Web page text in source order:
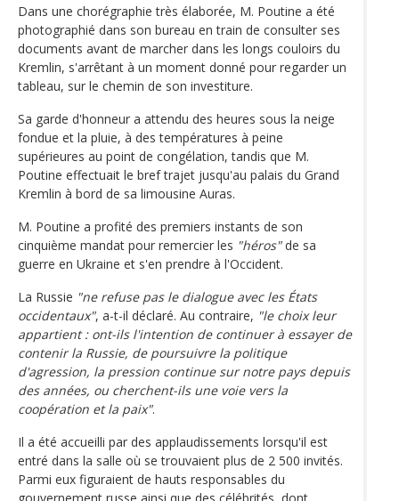
Dans une chorégraphie très élaborée, M. Poutine a été
photographié dans son bureau en train de consulter ses
documents avant de marcher dans les longs couloirs du
Kremlin, s'arrêtant à un moment donné pour regarder un
tableau, sur le chemin de son investiture.
Sa garde d'honneur a attendu des heures sous la neige
fondue et la pluie, à des températures à peine
supérieures au point de congélation, tandis que M.
Poutine effectuait le bref trajet jusqu'au palais du Grand
Kremlin à bord de sa limousine Auras.
M. Poutine a profité des premiers instants de son
cinquième mandat pour remercier les "héros"de sa
guerre en Ukraine et s'en prendre à l'Occident.
La Russie "ne refuse pas le dialogue avec les États
occidentaux", a-t-il déclaré. Au contraire, "le choix leur
appartient : ont-ils l'intention de continuer à essayer de
contenir la Russie, de poursuivre la politique
d'agression, la pression continue sur notre pays depuis
des années, ou cherchent-ils une voie vers la
coopération et la paix".
Il a été accueilli par des applaudissements lorsqu'il est
entré dans la salle où se trouvaient plus de 2 500 invités.
Parmi eux figuraient de hauts responsables du